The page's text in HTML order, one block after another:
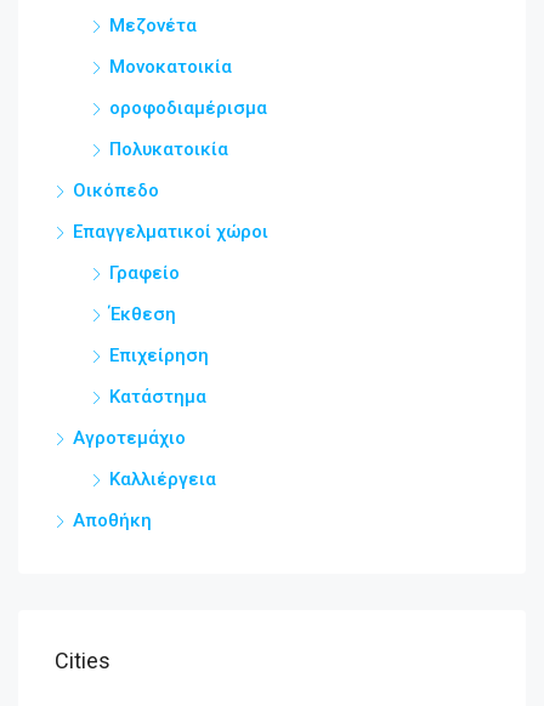
Μεζονέτα
Μονοκατοικία
οροφοδιαμέρισμα
Πολυκατοικία
Οικόπεδο
Επαγγελματικοί χώροι
Γραφείο
Έκθεση
Επιχείρηση
Κατάστημα
Αγροτεμάχιο
Καλλιέργεια
Αποθήκη
Cities